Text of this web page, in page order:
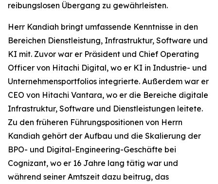
reibungslosen Übergang zu gewährleisten.
Herr Kandiah bringt umfassende Kenntnisse in den
Bereichen Dienstleistung, Infrastruktur, Software und
KI mit. Zuvor war er Präsident und Chief Operating
Officer von Hitachi Digital, wo er KI in Industrie- und
Unternehmensportfolios integrierte. Außerdem war er
CEO von Hitachi Vantara, wo er die Bereiche digitale
Infrastruktur, Software und Dienstleistungen leitete.
Zu den früheren Führungspositionen von Herrn
Kandiah gehört der Aufbau und die Skalierung der
BPO- und Digital-Engineering-Geschäfte bei
Cognizant, wo er 16 Jahre lang tätig war und
während seiner Amtszeit dazu beitrug, das